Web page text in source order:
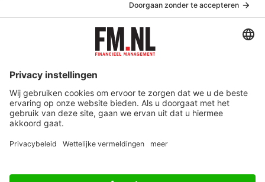
Service & Contact
Werken bij ons
Privacy Statement
Algemene Voorwaarden